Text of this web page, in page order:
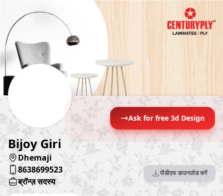
Ask for free 3d Design
Bijoy Giri
Dhemaji
8638699523
ब्रॉन्ज़ सदस्य
पीडीएफ डाउनलोड करें